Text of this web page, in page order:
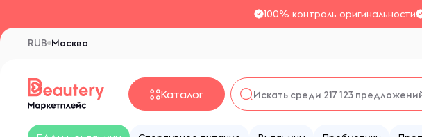
100% контроль оригинальности
Москва
RUB
Каталог